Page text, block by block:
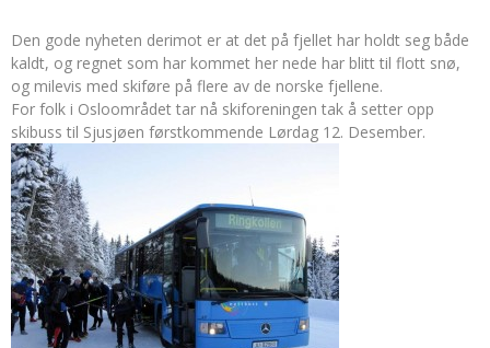
Den gode nyheten derimot er at det på fjellet har holdt seg både
kaldt, og regnet som har kommet her nede har blitt til flott snø,
og milevis med skiføre på flere av de norske fjellene.
For folk i Osloområdet tar nå skiforeningen tak å setter opp
skibuss til Sjusjøen førstkommende Lørdag 12. Desember.